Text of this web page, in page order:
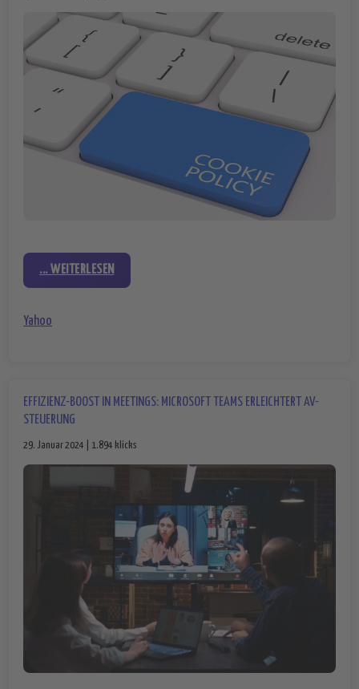
... WEITERLESEN
Yahoo
EFFIZIENZ-BOOST IN MEETINGS: MICROSOFT TEAMS ERLEICHTERT AV-
STEUERUNG
29. Januar 2024 | 1.894 klicks